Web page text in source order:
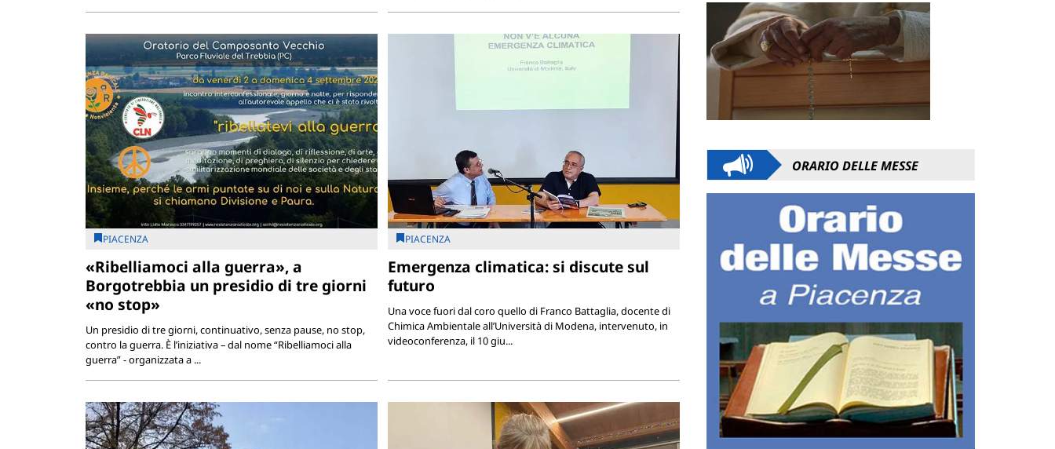
PIACENZA
«Ribelliamoci alla guerra», a
Borgotrebbia un presidio di tre giorni
«no stop»
Un presidio di tre giorni, continuativo, senza pause, no stop,
contro la guerra. È l’iniziativa – dal nome “Ribelliamoci alla
guerra” - organizzata a ...
PIACENZA
Emergenza climatica: si discute sul
futuro
Una voce fuori dal coro quello di Franco Battaglia, docente di
Chimica Ambientale all’Università di Modena, intervenuto, in
videoconferenza, il 10 giu...
ORARIO DELLE MESSE